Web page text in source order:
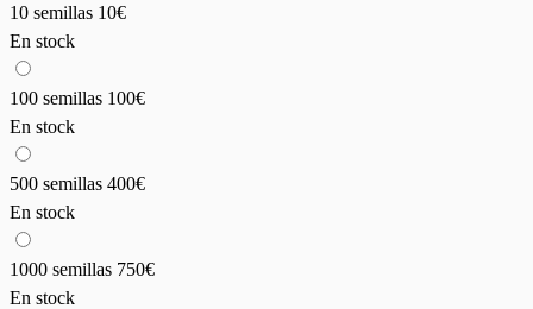
10 semillas 10€
En stock
100 semillas 100€
En stock
500 semillas 400€
En stock
1000 semillas 750€
En stock